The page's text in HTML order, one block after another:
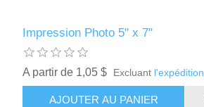
Impression Photo 5" x 7"
A partir de 1,05 $ Excluant l'expédition
AJOUTER AU PANIER